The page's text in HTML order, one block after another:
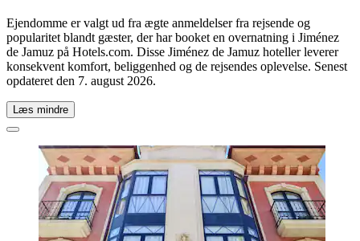
Ejendomme er valgt ud fra ægte anmeldelser fra rejsende og
popularitet blandt gæster, der har booket en overnatning i Jiménez
de Jamuz på Hotels.com. Disse Jiménez de Jamuz hoteller leverer
konsekvent komfort, beliggenhed og de rejsendes oplevelse. Senest
opdateret den 7. august 2026.
Læs mindre